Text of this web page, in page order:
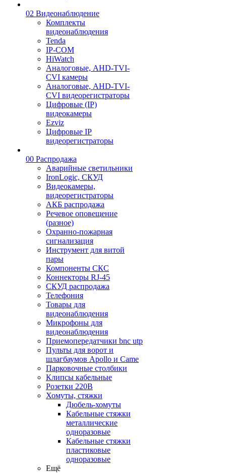
02 Видеонаблюдение
Комплекты
видеонаблюдения
Tenda
IP-COM
HiWatch
Аналоговые, AHD-TVI-
CVI камеры
Аналоговые, AHD-TVI-
CVI видеорегистраторы
Цифровые (IP)
видеокамеры
Ezviz
Цифровые IP
видеорегистраторы
00 Распродажа
Аварийные светильники
IronLogic, СКУД
Видеокамеры,
видеорегистраторы
АКБ распродажа
Речевое оповещение
(разное)
Охранно-пожарная
сигнализация
Инструмент для витой
пары
Компоненты СКС
Коннекторы RJ-45
СКУД распродажа
Телефония
Товары для
видеонаблюдения
Микрофоны для
видеонаблюдения
Приемопередатчики bnc utp
Пульты для ворот и
шлагбаумов Apollo и Came
Парковочные столбики
Клипсы кабельные
Розетки 220В
Хомуты, стяжки
Дюбель-хомуты
Кабельные стяжки
металлические
одноразовые
Кабельные стяжки
пластиковые
одноразовые
Ещё